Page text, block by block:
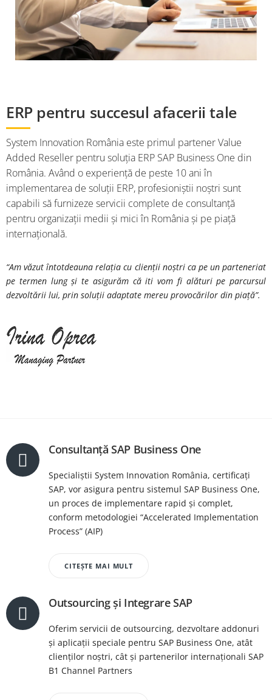
ERP pentru succesul afacerii tale
System Innovation România este primul partener Value
Added Reseller pentru soluția ERP SAP Business One din
România. Având o experiență de peste 10 ani în
implementarea de soluții ERP, profesioniștii noștri sunt
capabili să furnizeze servicii complete de consultanță
pentru organizații medii și mici în România și pe piață
internațională.
“Am văzut întotdeauna relația cu clienții noștri ca pe un parteneriat
pe termen lung și te asigurăm că iti vom fi alături pe parcursul
dezvoltării lui, prin soluții adaptate mereu provocărilor din piață”.
Consultanță SAP Business One
Specialiștii System Innovation România, certificați
SAP, vor asigura pentru sistemul SAP Business One,
un proces de implementare rapid și complet,
conform metodologiei “Accelerated Implementation
Process” (AIP)
CITEȘTE MAI MULT
Outsourcing și Integrare SAP
Oferim servicii de outsourcing, dezvoltare addonuri
și aplicații speciale pentru SAP Business One, atât
clienților noștri, cât și partenerilor internaționali SAP
B1 Channel Partners